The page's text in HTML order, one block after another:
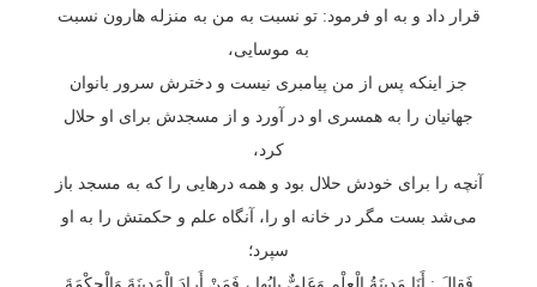
قرار داد و به او فرمود: تو نسبت به من به منزله هارون نسبت
به موسایی،
جز اینکه پس از من پیامبری نیست و دخترش سرور بانوان
جهانیان را به همسری او در آورد و از مسجدش برای او حلال
کرد،
آنچه را برای خودش حلال بود و همه درهایی را که به مسجد باز
می‌شد بست مگر در خانه او را، آنگاه علم و حکمتش را به او
سپرد؛